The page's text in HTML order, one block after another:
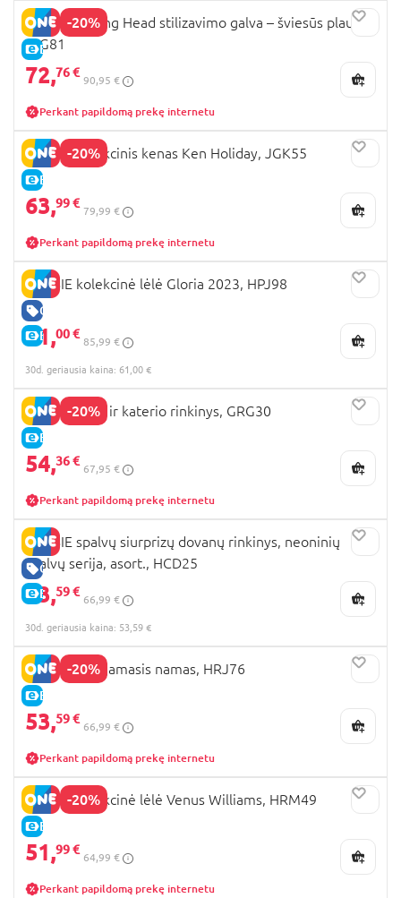
-20%
E-KAINA
BARBIE Styling Head stilizavimo galva – šviesūs plaukai,
JFG81
72,76 €
90,95 €
Perkant papildomą prekę internetu
-20%
E-KAINA
BARBIE kolekcinis kenas Ken Holiday, JGK55
63,99 €
79,99 €
Perkant papildomą prekę internetu
GERA KAINA
E-KAINA
BARBIE kolekcinė lėlė Gloria 2023, HPJ98
61,00 €
85,99 €
30d. geriausia kaina: 61,00 €
-20%
E-KAINA
BARBIE lėlės ir katerio rinkinys, GRG30
54,36 €
67,95 €
Perkant papildomą prekę internetu
GERA KAINA
E-KAINA
BARBIE spalvų siurprizų dovanų rinkinys, neoninių
spalvų serija, asort., HCD25
53,59 €
66,99 €
30d. geriausia kaina: 53,59 €
-20%
E-KAINA
BARBIE miegamasis namas, HRJ76
53,59 €
66,99 €
Perkant papildomą prekę internetu
-20%
E-KAINA
BARBIE kolekcinė lėlė Venus Williams, HRM49
51,99 €
64,99 €
Perkant papildomą prekę internetu